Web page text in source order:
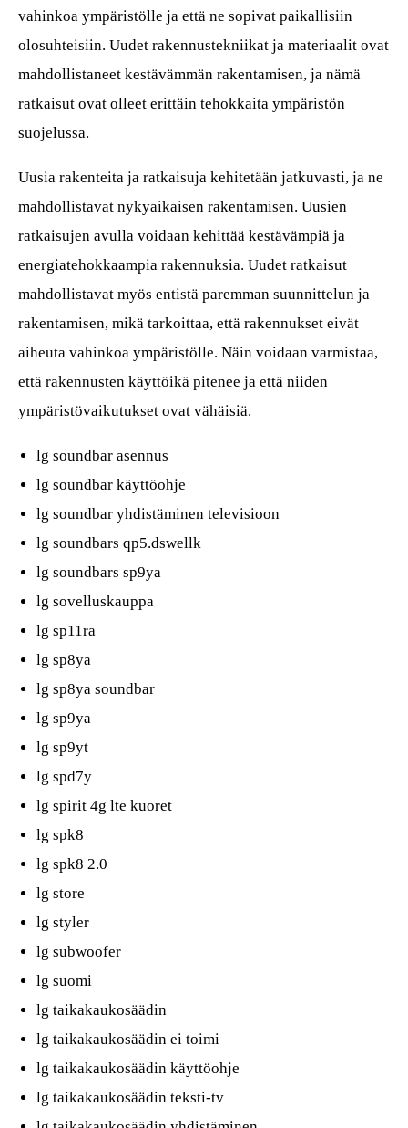
vahinkoa ympäristölle ja että ne sopivat paikallisiin
olosuhteisiin. Uudet rakennustekniikat ja materiaalit ovat
mahdollistaneet kestävämmän rakentamisen, ja nämä
ratkaisut ovat olleet erittäin tehokkaita ympäristön
suojelussa.
Uusia rakenteita ja ratkaisuja kehitetään jatkuvasti, ja ne
mahdollistavat nykyaikaisen rakentamisen. Uusien
ratkaisujen avulla voidaan kehittää kestävämpiä ja
energiatehokkaampia rakennuksia. Uudet ratkaisut
mahdollistavat myös entistä paremman suunnittelun ja
rakentamisen, mikä tarkoittaa, että rakennukset eivät
aiheuta vahinkoa ympäristölle. Näin voidaan varmistaa,
että rakennusten käyttöikä pitenee ja että niiden
ympäristövaikutukset ovat vähäisiä.
lg soundbar asennus
lg soundbar käyttöohje
lg soundbar yhdistäminen televisioon
lg soundbars qp5.dswellk
lg soundbars sp9ya
lg sovelluskauppa
lg sp11ra
lg sp8ya
lg sp8ya soundbar
lg sp9ya
lg sp9yt
lg spd7y
lg spirit 4g lte kuoret
lg spk8
lg spk8 2.0
lg store
lg styler
lg subwoofer
lg suomi
lg taikakaukosäädin
lg taikakaukosäädin ei toimi
lg taikakaukosäädin käyttöohje
lg taikakaukosäädin teksti-tv